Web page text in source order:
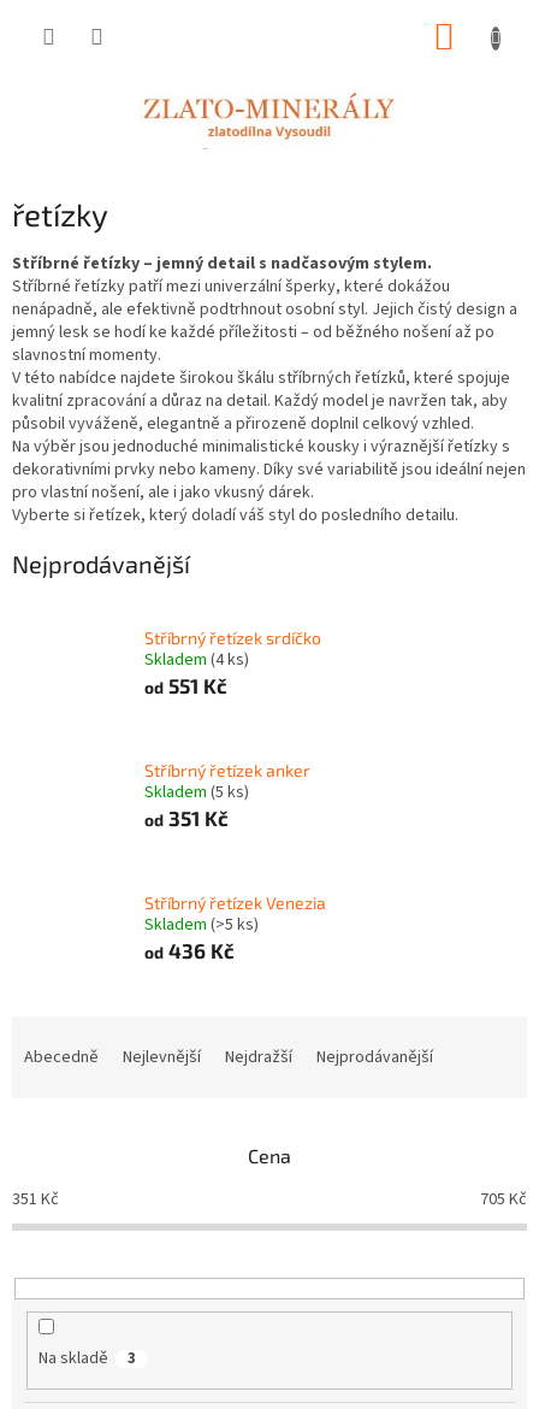
řetízky
Stříbrné řetízky – jemný detail s nadčasovým stylem.
Stříbrné řetízky patří mezi univerzální šperky, které dokážou
nenápadně, ale efektivně podtrhnout osobní styl. Jejich čistý design a
jemný lesk se hodí ke každé příležitosti – od běžného nošení až po
slavnostní momenty.
V této nabídce najdete širokou škálu stříbrných řetízků, které spojuje
kvalitní zpracování a důraz na detail. Každý model je navržen tak, aby
působil vyváženě, elegantně a přirozeně doplnil celkový vzhled.
Na výběr jsou jednoduché minimalistické kousky i výraznější řetízky s
dekorativními prvky nebo kameny. Díky své variabilitě jsou ideální nejen
pro vlastní nošení, ale i jako vkusný dárek.
Vyberte si řetízek, který doladí váš styl do posledního detailu.
Nejprodávanější
Stříbrný řetízek srdíčko
Skladem (4 ks)
od 551 Kč
Stříbrný řetízek anker
Skladem (5 ks)
od 351 Kč
Stříbrný řetízek Venezia
Skladem (>5 ks)
od 436 Kč
p
r
o
u
Abecedně Nejlevnější Nejdražší Nejprodávanější
Cena
351 Kč 705 Kč
Na skladě 3